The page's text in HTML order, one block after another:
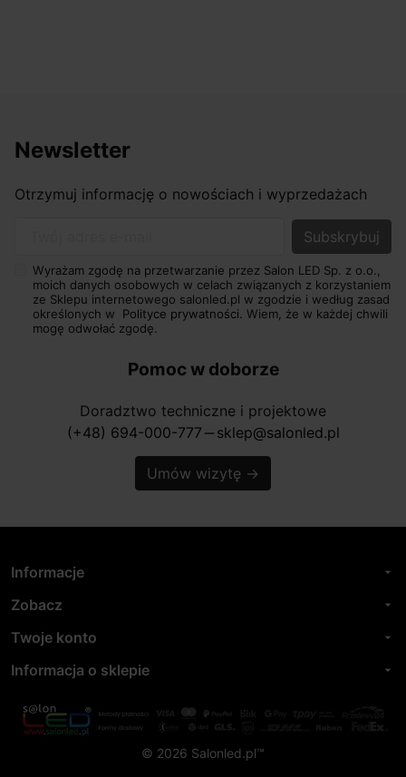
Newsletter
Otrzymuj informację o nowościach i wyprzedażach
Wyrażam zgodę na przetwarzanie przez Salon LED Sp. z o.o.,
moich danych osobowych w celach związanych z korzystaniem
ze Sklepu internetowego salonled.pl w zgodzie i według zasad
określonych w Polityce prywatności. Wiem, że w każdej chwili
mogę odwołać zgodę.
Pomoc w doborze
Doradztwo techniczne i projektowe
(+48) 694-000-777 horizontal_rule sklep@salonled.pl
Umów wizytę →
Informacje arrow_drop_down
Zobacz arrow_drop_down
Twoje konto arrow_drop_down
Informacja o sklepie arrow_drop_down
© 2026 Salonled.pl™